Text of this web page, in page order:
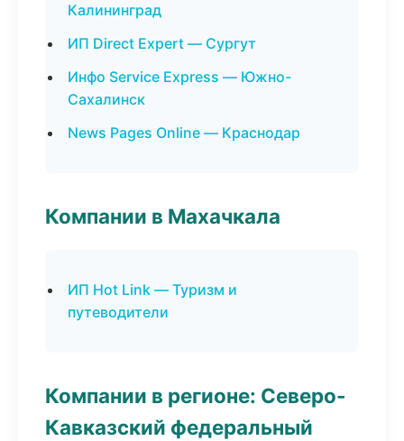
Калининград
ИП Direct Expert — Сургут
Инфо Service Express — Южно-
Сахалинск
News Pages Online — Краснодар
Компании в Махачкала
ИП Hot Link — Туризм и
путеводители
Компании в регионе: Северо-
Кавказский федеральный